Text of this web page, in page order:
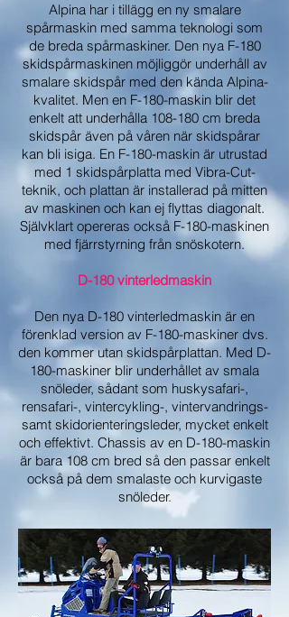
Alpina har i tillägg en ny smalare
spårmaskin med samma teknologi som
de breda spårmaskiner. Den nya F-180
skidspårmaskinen möjliggör underhåll av
smalare skidspår med den kända Alpina-
kvalitet. Men en F-180-maskin blir det
enkelt att underhålla 108-180 cm breda
skidspår även på våren när skidspårar
kan bli isiga. En F-180-maskin är utrustad
med 1 skidspårplatta med Vibra-Cut-
teknik, och plattan är installerad på mitten
av maskinen och kan ej flyttas diagonalt.
Självklart opereras också F-180-maskinen
med fjärrstyrning från snöskotern.
D-180 vinterledmaskin
Den nya D-180 vinterledmaskin är en
förenklad version av F-180-maskiner dvs.
den kommer utan skidspårplattan. Med D-
180-maskiner blir underhållet av smala
snöleder, sådant som huskysafari-,
rensafari-, vintercykling-, vintervandrings-
samt skidorienteringsleder, mycket enkelt
och effektivt. Chassis av en D-180-maskin
är bara 108 cm bred så den passar enkelt
också på dem smalaste och kurvigaste
snöleder.